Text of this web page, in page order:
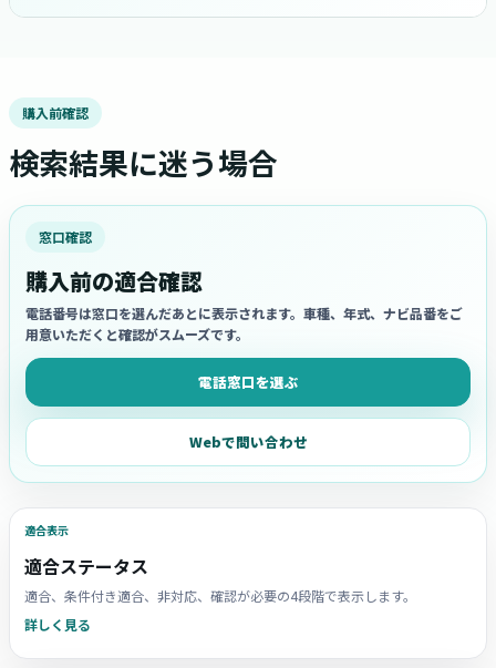
購入前確認
検索結果に迷う場合
窓口確認
購入前の適合確認
電話番号は窓口を選んだあとに表示されます。車種、年式、ナビ品番をご
用意いただくと確認がスムーズです。
電話窓口を選ぶ
Webで問い合わせ
適合表示
適合ステータス
適合、条件付き適合、非対応、確認が必要の4段階で表示します。
詳しく見る